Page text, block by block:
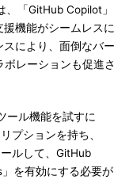
「GitHub Copilot」
機能がシームレスに
により、面倒なバー
レーションも促進さ
ール機能を試すに
プションを持ち、
ルして、GitHub
を有効にする必要が